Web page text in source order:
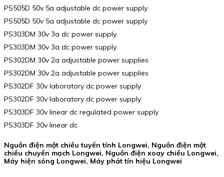
PS505D 50v 5a adjustable dc power supply
PS505D 50v 5a adjustable dc power supply
PS303DM 30v 3a dc power supply
PS303DM 30v 3a dc power supply
PS302DM 30v 2a adjustable power supplies
PS302DM 30v 2a adjustable power supplies
PS302DF 30v laboratory dc power supply
PS302DF 30v laboratory dc power supply
PS303DF 30v linear dc regulated power supply
PS303DF 30v linear dc
Nguồn điện một chiều tuyến tính Longwei, Nguồn điện một
chiều chuyển mạch Longwei, Nguồn điện xoay chiều Longwei,
Máy hiện sóng Longwei, Máy phát tín hiệu Longwei